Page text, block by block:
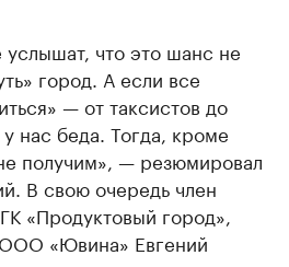
что это шанс не
город. А если все
— от таксистов до
нас беда. Тогда, кроме
получим», — резюмировал
В свою очередь член
«Продуктовый город»,
«Ювина» Евгений